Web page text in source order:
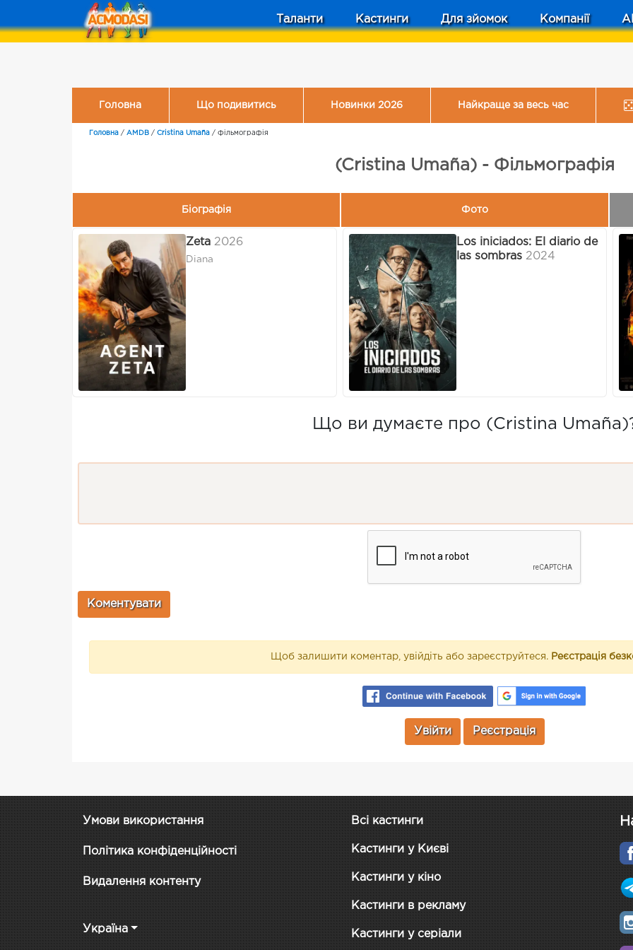
Таланти Кастинги Для зйомок Компанії
Головна Що подивитись Новинки 2026 Найкраще за весь час
Головна / AMDB / Cristina Umaña / Фільмографія
(Cristina Umaña) - Фільмографія
Біографія Фото
Zeta 2026
Diana
Los iniciados: El diario de
las sombras 2024
Що ви думаєте про (Cristina
Щоб залишити коментар, увійдіть або зареєструйтеся. Реєстрація
Увійти Реєстрація
Умови використання
Політика конфіденційності
Видалення контенту
Україна
Всі кастинги
Кастинги у Києві
Кастинги у кіно
Кастинги в рекламу
Кастинги у серіали